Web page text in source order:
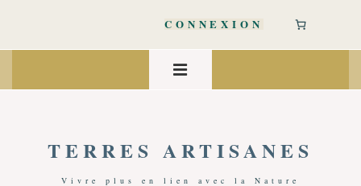
contenu
CONNEXION
TERRES ARTISANES
Vivre plus en lien avec la Nature